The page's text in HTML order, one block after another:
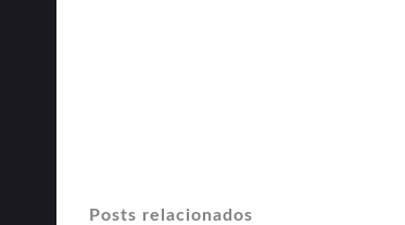
Posts relacionados